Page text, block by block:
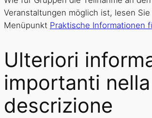
Veranstaltungen möglich ist, lesen
Menüpunkt Praktische Informationen
Ulteriori
importanti nella
descrizione